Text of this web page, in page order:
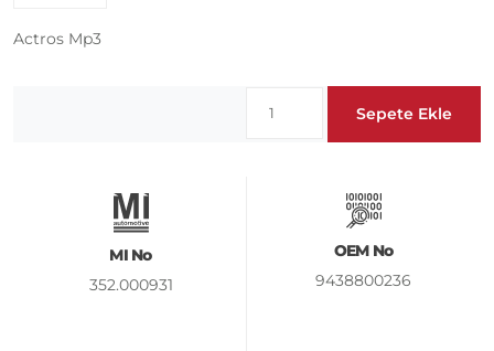
Actros Mp3
Sepete Ekle
MI No
352.000931
OEM No
9438800236